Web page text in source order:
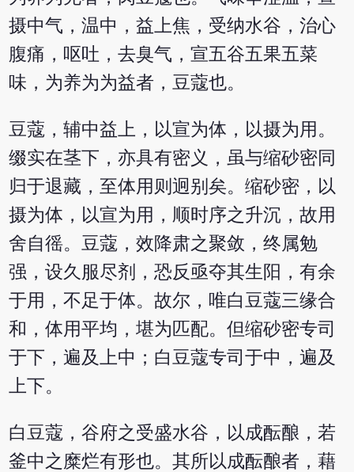
摄中气，温中，益上焦，受纳水谷，治心
腹痛，呕吐，去臭气，宣五谷五果五菜
味，为养为为益者，豆蔻也。
豆蔻，辅中益上，以宣为体，以摄为用。
缀实在茎下，亦具有密义，虽与缩砂密同
归于退藏，至体用则迥别矣。缩砂密，以
摄为体，以宣为用，顺时序之升沉，故用
舍自徭。豆蔻，效降肃之聚敛，终属勉
强，设久服尽剂，恐反亟夺其生阳，有余
于用，不足于体。故尔，唯白豆蔻三缘合
和，体用平均，堪为匹配。但缩砂密专司
于下，遍及上中；白豆蔻专司于中，遍及
上下。
白豆蔻，谷府之受盛水谷，以成酝酿，若
釜中之糜烂有形也。其所以成酝酿者，藉